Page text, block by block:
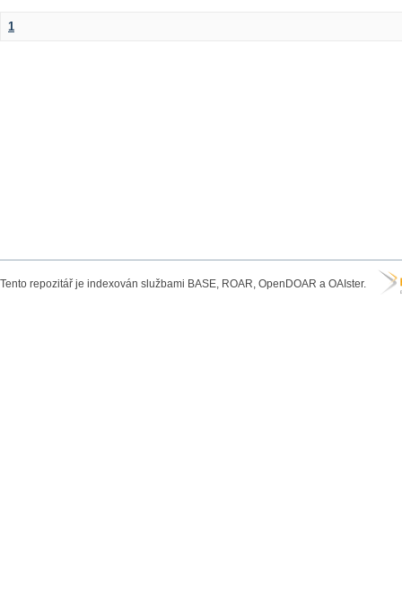
1
Tento repozitář je indexován službami BASE, ROAR, OpenDOAR a OAIster.